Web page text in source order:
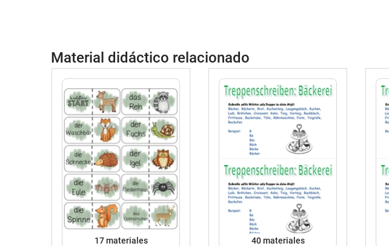
Material didáctico relacionado
17 materiales 40 materiales